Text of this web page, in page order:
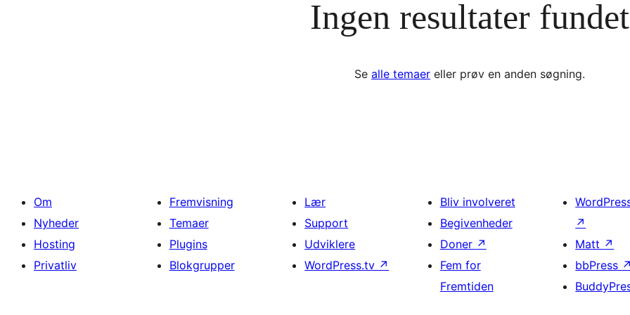
Ingen resultater fundet
Se alle temaer eller prøv en anden søgning.
Om
Nyheder
Hosting
Privatliv
Fremvisning
Temaer
Plugins
Blokgrupper
Lær
Support
Udviklere
WordPress.tv ↗
Bliv involveret
Begivenheder
Doner ↗
Fem for
Fremtiden
↗
Matt ↗
bbPress ↗